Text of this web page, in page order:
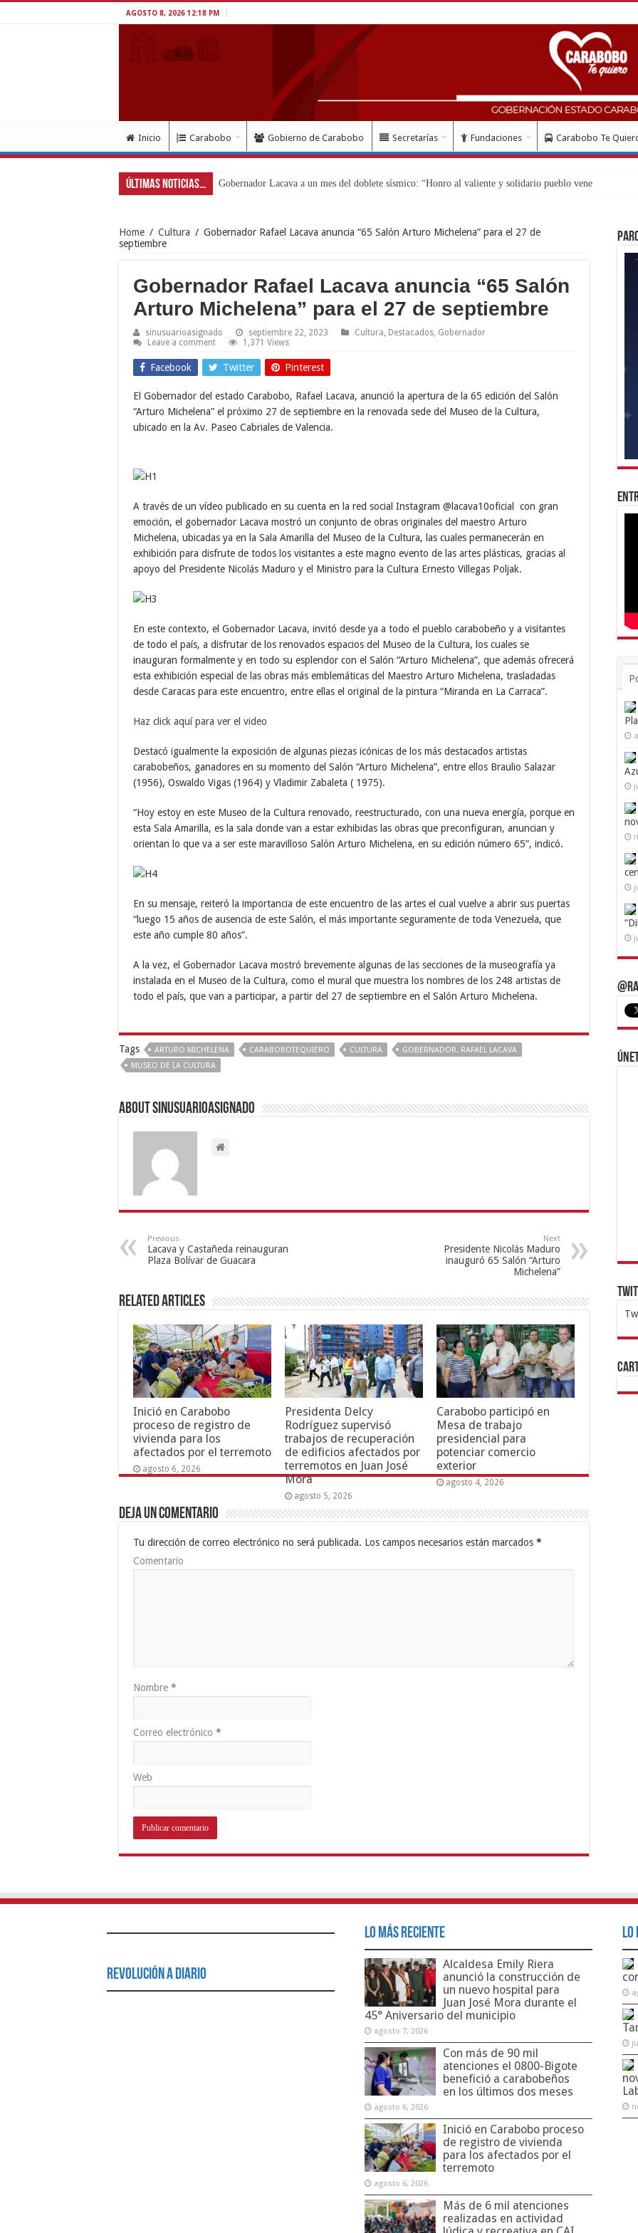
AGOSTO 8, 2026 12:18 PM
Inicio Carabobo Gobierno de Carabobo Secretarías Fundaciones Carabobo Te
Últimas Noticias... Inició en Carabobo proceso de regi
Home / Cultura / Gobernador Rafael Lacava anuncia “65 Salón Arturo Michelena” para el 27 de
septiembre
Gobernador Rafael Lacava anuncia “65 Salón
Arturo Michelena” para el 27 de septiembre
sinusuarioasignado septiembre 22, 2023 Cultura Destacados Gobernador
Leave a comment
1,371 Views
Facebook Twitter Pinterest
El Gobernador del estado Carabobo, Rafael Lacava, anunció la apertura de la 65 edición del Salón
“Arturo Michelena” el próximo 27 de septiembre en la renovada sede del Museo de la Cultura,
ubicado en la Av. Paseo Cabriales de Valencia.
A través de un vídeo publicado en su cuenta en la red social Instagram @lacava10oficial con gran
emoción, el gobernador Lacava mostró un conjunto de obras originales del maestro Arturo
Michelena, ubicadas ya en la Sala Amarilla del Museo de la Cultura, las cuales permanecerán en
exhibición para disfrute de todos los visitantes a este magno evento de las artes plásticas, gracias al
apoyo del Presidente Nicolás Maduro y el Ministro para la Cultura Ernesto Villegas Poljak.
En este contexto, el Gobernador Lacava, invitó desde ya a todo el pueblo carabobeño y a visitantes
de todo el país, a disfrutar de los renovados espacios del Museo de la Cultura, los cuales se
inauguran formalmente y en todo su esplendor con el Salón “Arturo Michelena”, que además ofrecerá
esta exhibición especial de las obras más emblemáticas del Maestro Arturo Michelena, trasladadas
desde Caracas para este encuentro, entre ellas el original de la pintura “Miranda en La Carraca”.
Haz click aquí para ver el video
Destacó igualmente la exposición de algunas piezas icónicas de los más destacados artistas
carabobeños, ganadores en su momento del Salón “Arturo Michelena”, entre ellos Braulio Salazar
(1956), Oswaldo Vigas (1964) y Vladimir Zabaleta ( 1975).
“Hoy estoy en este Museo de la Cultura renovado, reestructurado, con una nueva energía, porque en
esta Sala Amarilla, es la sala donde van a estar exhibidas las obras que preconfiguran, anuncian y
orientan lo que va a ser este maravilloso Salón Arturo Michelena, en su edición número 65”, indicó.
En su mensaje, reiteró la importancia de este encuentro de las artes el cual vuelve a abrir sus puertas
“luego 15 años de ausencia de este Salón, el más importante seguramente de toda Venezuela, que
este año cumple 80 años”.
A la vez, el Gobernador Lacava mostró brevemente algunas de las secciones de la museografía ya
instalada en el Museo de la Cultura, como el mural que muestra los nombres de los 248 artistas de
todo el país, que van a participar, a partir del 27 de septiembre en el Salón Arturo Michelena.
Tags ARTURO MICHELENA CARABOBOTEQUIERO CULTURA
GOBERNADOR. RAFAEL LACAVA
MUSEO DE LA CULTURA
About sinusuarioasignado
Previous
Lacava y Castañeda reinauguran
Plaza Bolívar de Guacara
Next
Presidente Nicolás Maduro
inauguró 65 Salón “Arturo
Michelena”
Related Articles
Inició en Carabobo
proceso de registro de
vivienda para los
afectados por el terremoto
agosto 6, 2026
Presidenta Delcy
Rodríguez supervisó
trabajos de recuperación
de edificios afectados por
terremotos en Juan José
Mora
agosto 5, 2026
Carabobo participó en
Mesa de trabajo
presidencial para
potenciar comercio
exterior
agosto 4, 2026
Deja un comentario
Tu dirección de correo electrónico no será publicada. Los campos necesarios están marcados *
Comentario
Nombre *
Correo electrónico *
Web
Revolución a Diario
Lo Más Reciente
Alcaldesa Emily Riera
anunció la construcción de
un nuevo hospital para
Juan José Mora durante el
45° Aniversario del municipio
agosto 7, 2026
Con más de 90 mil
atenciones el 0800-Bigote
benefició a carabobeños
en los últimos dos meses
agosto 6, 2026
Inició en Carabobo proceso
de registro de vivienda
para los afectados por el
terremoto
agosto 6, 2026
Más de 6 mil atenciones
realizadas en actividad